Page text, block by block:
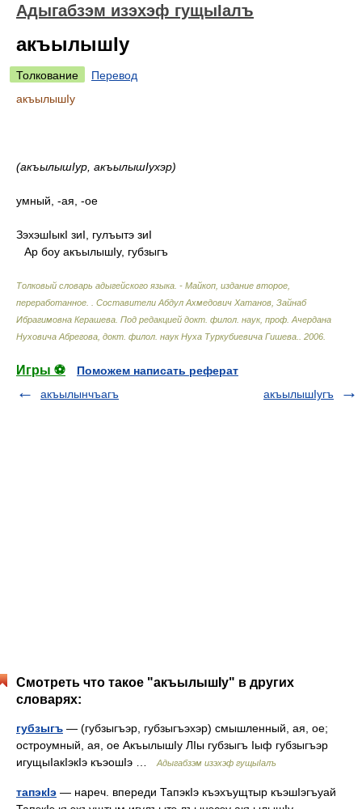
Адыгабзэм изэхэф гущыIалъ
акъылышIу
Толкование
Перевод
акъылышIу
(акъылышIур, акъылышIухэр)
умный, -ая, -ое
ЗэхэшIыкI зиI, гулъытэ зиI
Ар боу акъылышIу, губзыгъ
Толковый словарь адыгейского языка. - Майкоп, издание второе,
переработанное.
Составители Абдул Ахмедович Хатанов, Зайнаб
Ибрагимовна Керашева. Под редакцией докт. филол. наук, проф. Ачердана
Нуховича Абрегова, докт. филол. наук Нуха Туркубиевича Гишева.
2006
Игры ⚽
Поможем написать реферат
акъылынчъагъ
акъылышIугъ
Смотреть что такое "акъылышIу" в других
словарях:
губзыгъ — (губзыгъэр, губзыгъэхэр) смышленный, ая, ое;
остроумный, ая, ое АкъылышIу ЛIы губзыгъ Iыф губзыгъэр
игущыIакIэкIэ къэошIэ …
Адыгабзэм изэхэф гущыIалъ
тапэкIэ — нареч. впереди ТапэкIэ къэхъущтыр къэшIэгъуай